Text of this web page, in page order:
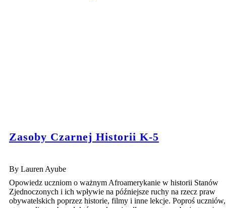
Zasoby Czarnej Historii K-5
By Lauren Ayube
Opowiedz uczniom o ważnym Afroamerykanie w historii Stanów
Zjednoczonych i ich wpływie na późniejsze ruchy na rzecz praw
obywatelskich poprzez historie, filmy i inne lekcje. Poproś